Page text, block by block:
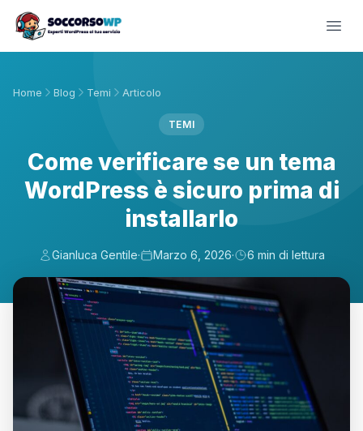
Home Blog Temi Articolo
TEMI
Come verificare se un tema
WordPress è sicuro prima di
installarlo
Gianluca Gentile· Marzo 6, 2026· 6 min di lettura